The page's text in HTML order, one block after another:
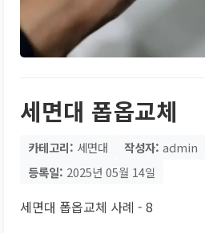
세면대 폽옵교체
카테고리: 세면대 작성자: admin
등록일: 2025년 05월 14일
세면대 폽옵교체 사례 - 8